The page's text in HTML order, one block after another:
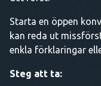
Starta en öppen
kan reda ut
enkla förklaringar
Steg att ta: